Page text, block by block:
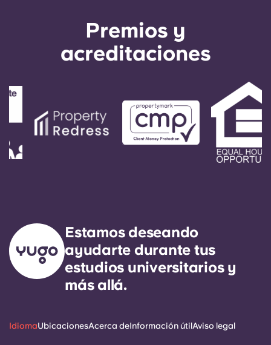
Premios y
acreditaciones
Estamos deseando
ayudarte durante tus
estudios universitarios y
más allá.
IdiomaUbicacionesAcerca deInformación útilAviso legal